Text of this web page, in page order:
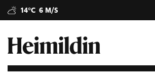
14°C 6 M/S